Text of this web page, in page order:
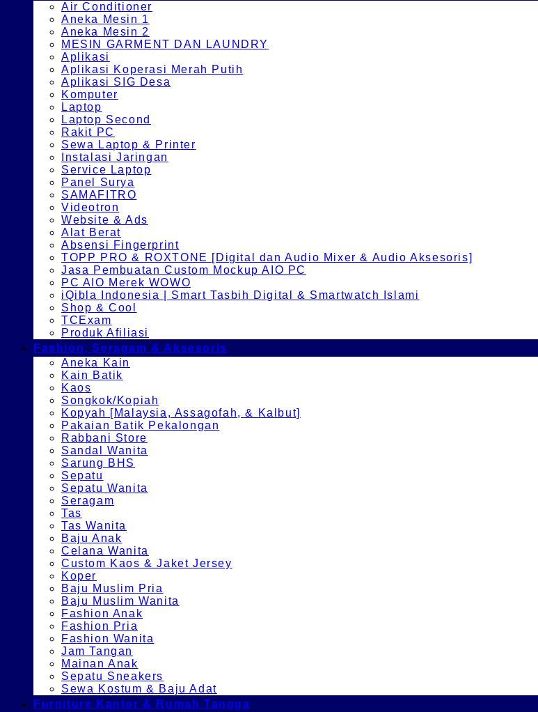
Air Conditioner
Aneka Mesin 1
Aneka Mesin 2
MESIN GARMENT DAN LAUNDRY
Aplikasi
Aplikasi Koperasi Merah Putih
Aplikasi SIG Desa
Komputer
Laptop
Laptop Second
Rakit PC
Sewa Laptop & Printer
Instalasi Jaringan
Service Laptop
Panel Surya
SAMAFITRO
Videotron
Website & Ads
Alat Berat
Absensi Fingerprint
TOPP PRO & ROXTONE [Digital dan Audio Mixer & Audio Aksesoris]
Jasa Pembuatan Custom Mockup AIO PC
PC AIO Merek WOWO
iQibla Indonesia | Smart Tasbih Digital & Smartwatch Islami
Shop & Cool
TCExam
Produk Afiliasi
Fashion, Seragam & Aksesoris
Aneka Kain
Kain Batik
Kaos
Songkok/Kopiah
Kopyah [Malaysia, Assagofah, & Kalbut]
Pakaian Batik Pekalongan
Rabbani Store
Sandal Wanita
Sarung BHS
Sepatu
Sepatu Wanita
Seragam
Tas
Tas Wanita
Baju Anak
Celana Wanita
Custom Kaos & Jaket Jersey
Koper
Baju Muslim Pria
Baju Muslim Wanita
Fashion Anak
Fashion Pria
Fashion Wanita
Jam Tangan
Mainan Anak
Sepatu Sneakers
Sewa Kostum & Baju Adat
Furniture Kantor & Rumah Tangga